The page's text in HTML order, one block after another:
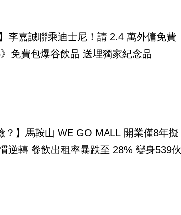
李嘉誠聯乘迪士尼！請 2.4 萬外傭免費
免費包爆谷飲品 送埋獨家紀念品
？】馬鞍山 WE GO MALL 開業僅8年擬
逆轉 餐飲出租率暴跌至 28% 變身539伙